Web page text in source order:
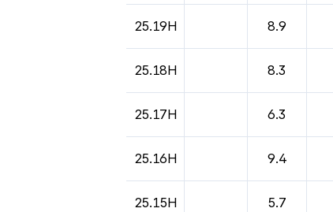
25.19H 8.9
25.18H 8.3
25.17H 6.3
25.16H 9.4
25.15H 5.7